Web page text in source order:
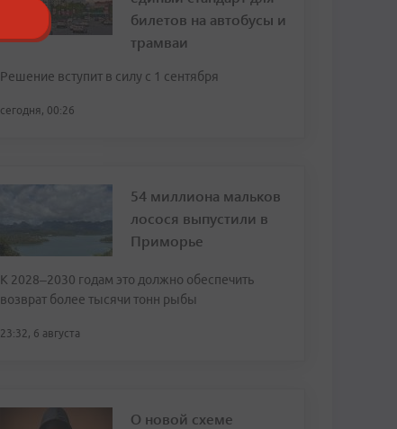
билетов на автобусы и
трамваи
Решение вступит в силу с 1 сентября
сегодня, 00:26
54 миллиона мальков
лосося выпустили в
Приморье
К 2028–2030 годам это должно обеспечить
возврат более тысячи тонн рыбы
23:32, 6 августа
О новой схеме